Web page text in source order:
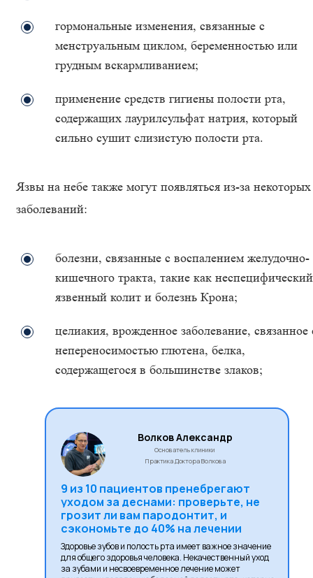
гормональные изменения, связанные с
менструальным циклом, беременностью или
грудным вскармливанием;
применение средств гигиены полости рта,
содержащих лаурилсульфат натрия, который
сильно сушит слизистую полости рта.
Язвы на небе также могут появляться из-за некоторых
заболеваний:
болезни, связанные с воспалением желудочно-
кишечного тракта, такие как неспецифический
язвенный колит и болезнь Крона;
целиакия, врожденное заболевание, связанное
непереносимостью глютена, белка,
содержащегося в большинстве злаков;
Волков Александр
Основатель клиники
Практика Доктора Волкова
9 из 10 пациентов пренебрегают
уходом за деснами: проверьте, не
грозит ли вам пародонтит, и
сэкономьте до 40% на лечении
Здоровье зубов и полость рта имеет важное значение
для общего здоровья человека. Некачественный уход
за зубами и несвоевременное лечение может